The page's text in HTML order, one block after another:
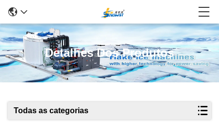
Detalhes Dos Produtos
Todas as categorias